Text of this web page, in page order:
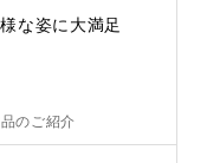
な姿に大満足
のご紹介